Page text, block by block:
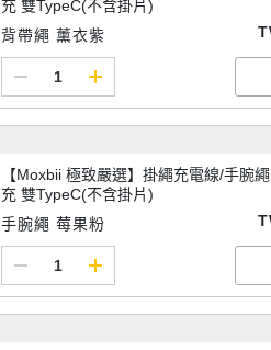
充 雙TypeC(不含掛片)
背帶繩 薰衣紫
【Moxbii 極致嚴選】掛繩充電線/手腕
充 雙TypeC(不含掛片)
手腕繩 莓果粉